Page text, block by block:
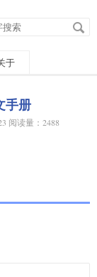
于
手册
阅读量：2488